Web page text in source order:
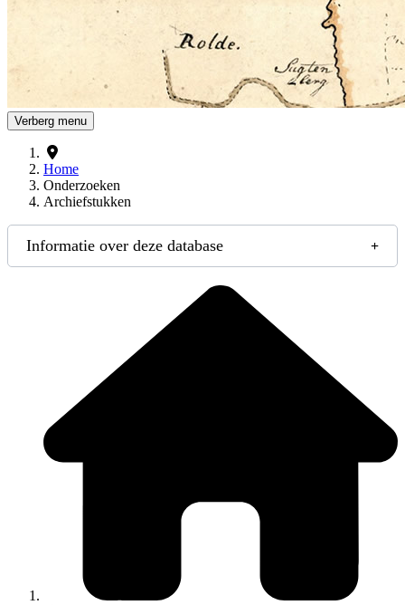
Verberg menu
Home
Onderzoeken
Archiefstukken
Informatie over deze database